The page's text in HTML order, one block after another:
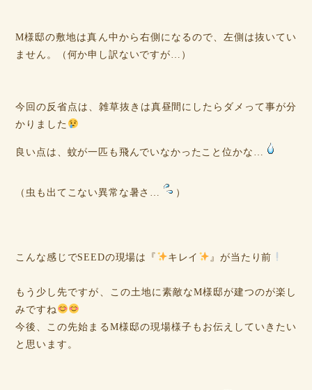
M様邸の敷地は真ん中から右側になるので、左側は抜いてい
ません。（何か申し訳ないですが…）
今回の反省点は、雑草抜きは真昼間にしたらダメって事が分
かりました
良い点は、蚊が一匹も飛んでいなかったこと位かな…
（虫も出てこない異常な暑さ… ）
こんな感じでSEEDの現場は『 キレイ 』が当たり前
もう少し先ですが、この土地に素敵なM様邸が建つのが楽し
みですね
今後、この先始まるM様邸の現場様子もお伝えしていきたい
と思います。